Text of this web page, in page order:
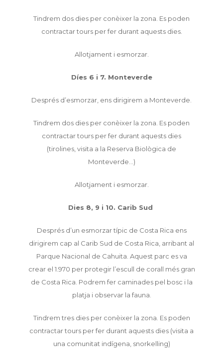
Tindrem dos dies per conèixer la zona. Es poden
contractar tours per fer durant aquests dies.
Allotjament i esmorzar.
Díes 6 i 7. Monteverde
Després d’esmorzar, ens dirigirem a Monteverde.
Tindrem dos dies per conèixer la zona. Es poden
contractar tours per fer durant aquests dies
(tirolines, visita a la Reserva Biològica de
Monteverde…)
Allotjament i esmorzar.
Dies 8, 9 i 10. Carib Sud
Després d’un esmorzar típic de Costa Rica ens
dirigirem cap al Carib Sud de Costa Rica, arribant al
Parque Nacional de Cahuita. Aquest parc es va
crear el 1.970 per protegir l’escull de corall més gran
de Costa Rica. Podrem fer caminades pel bosc i la
platja i observar la fauna.
Tindrem tres dies per conèixer la zona. Es poden
contractar tours per fer durant aquests dies (visita a
una comunitat indígena, snorkelling)